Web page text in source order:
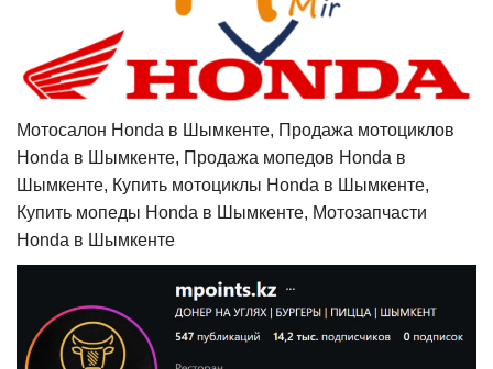
Мотосалон Honda в Шымкенте, Продажа мотоциклов
Honda в Шымкенте, Продажа мопедов Honda в
Шымкенте, Купить мотоциклы Honda в Шымкенте,
Купить мопеды Honda в Шымкенте, Мотозапчасти
Honda в Шымкенте